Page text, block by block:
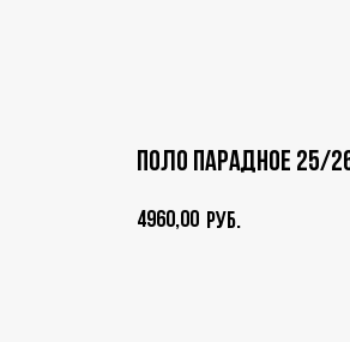
Поло парадное 25/
4960,00 руб.